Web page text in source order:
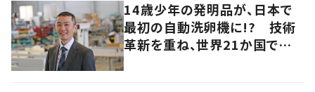
14歳少年の発明品が、日本で
最初の自動洗卵機に!? 技術
革新を重ね、世界21か国で稼